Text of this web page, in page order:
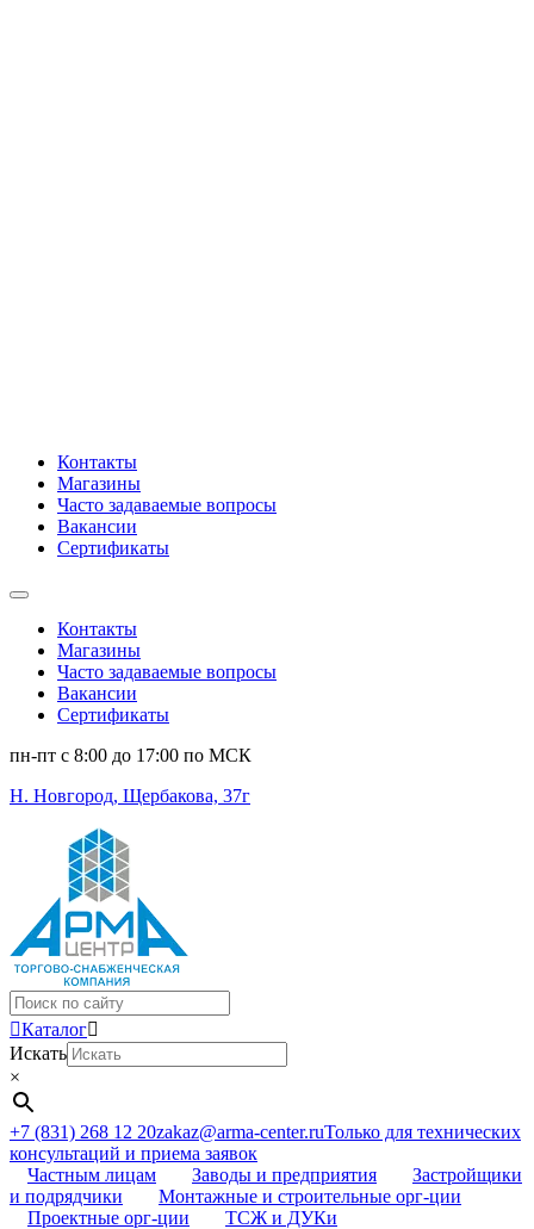
Контакты
Магазины
Часто задаваемые вопросы
Вакансии
Сертификаты
Контакты
Магазины
Часто задаваемые вопросы
Вакансии
Сертификаты
пн-пт c 8:00 до 17:00 по МСК
Н. Новгород, Щербакова, 37г
Поиск
...Каталог
Искать
×
+7 (831) 268 12 20zakaz@arma-center.ruТолько для технических
консультаций и приема заявок
Частным лицам
Заводы и предприятия
Застройщики
и подрядчики
Монтажные и строительные орг-ции
Проектные орг-ции
ТСЖ и ДУКи